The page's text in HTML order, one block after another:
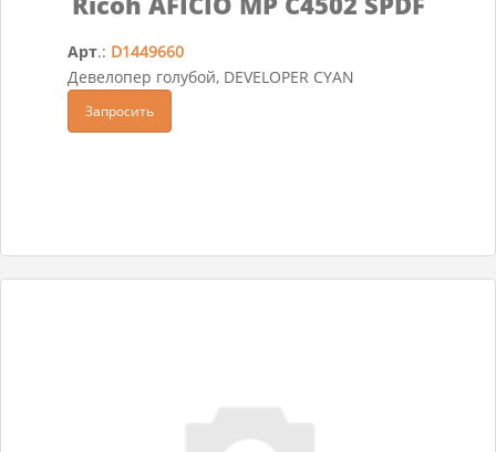
Арт.: D1449660
Девелопер голубой, DEVELOPER CYAN
Запросить